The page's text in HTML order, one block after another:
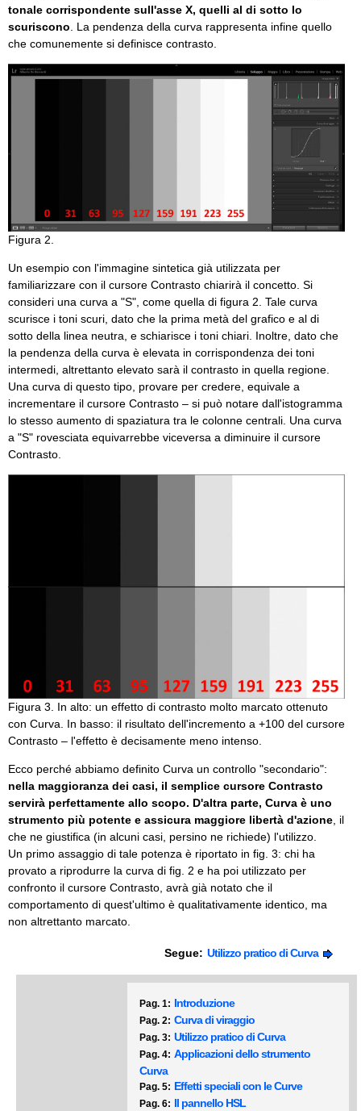
tonale corrispondente sull'asse X, quelli al di sotto lo
scuriscono . La pendenza della curva rappresenta infine quello
che comunemente si definisce contrasto.
Figura 2.
Un esempio con l'immagine sintetica già utilizzata per
familiarizzare con il cursore Contrasto chiarirà il concetto. Si
consideri una curva a "S", come quella di figura 2. Tale curva
scurisce i toni scuri, dato che la prima metà del grafico e al di
sotto della linea neutra, e schiarisce i toni chiari. Inoltre, dato che
la pendenza della curva è elevata in corrispondenza dei toni
intermedi, altrettanto elevato sarà il contrasto in quella regione.
Una curva di questo tipo, provare per credere, equivale a
incrementare il cursore Contrasto – si può notare dall'istogramma
lo stesso aumento di spaziatura tra le colonne centrali. Una curva
a "S" rovesciata equivarrebbe viceversa a diminuire il cursore
Contrasto.
Figura 3. In alto: un effetto di contrasto molto marcato ottenuto
con Curva. In basso: il risultato dell'incremento a +100 del cursore
Contrasto – l'effetto è decisamente meno intenso.
Ecco perché abbiamo definito Curva un controllo "secondario":
nella maggioranza dei casi, il semplice cursore Contrasto
servirà perfettamente allo scopo. D'altra parte, Curva è uno
strumento più potente e assicura maggiore libertà d'azione , il
che ne giustifica (in alcuni casi, persino ne richiede) l'utilizzo.
Un primo assaggio di tale potenza è riportato in fig. 3: chi ha
provato a riprodurre la curva di fig. 2 e ha poi utilizzato per
confronto il cursore Contrasto, avrà già notato che il
comportamento di quest'ultimo è qualitativamente identico, ma
non altrettanto marcato.
Segue: Utilizzo pratico di Curva
Pag. 1: Introduzione
Pag. 2: Curva di viraggio
Pag. 3: Utilizzo pratico di Curva
Pag. 4: Applicazioni dello strumento
Curva
Pag. 5: Effetti speciali con le Curve
Pag. 6: Il pannello HSL